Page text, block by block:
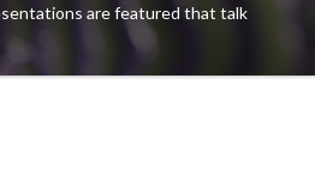
ワールド構築、レンダリング、